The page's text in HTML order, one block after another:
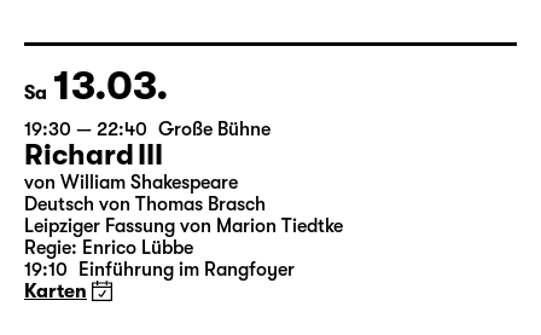
Regie: Enrico Lübbe
Karten
Sa 13.03.
19:30 — 22:40 Große Bühne
Richard III
von William Shakespeare
Deutsch von Thomas Brasch